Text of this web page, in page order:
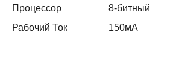
Процессор
8-битный
Рабочий Ток
150мА